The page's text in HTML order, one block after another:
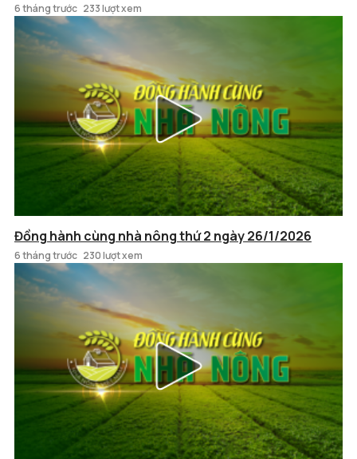
6 tháng trước 233 lượt xem
Đồng hành cùng nhà nông thứ 2 ngày 26/1/2026
6 tháng trước 230 lượt xem